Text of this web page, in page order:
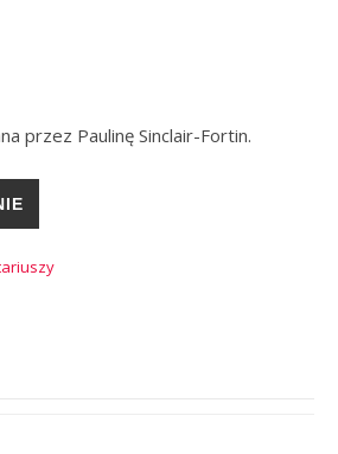
przez Paulinę Sinclair-Fortin.